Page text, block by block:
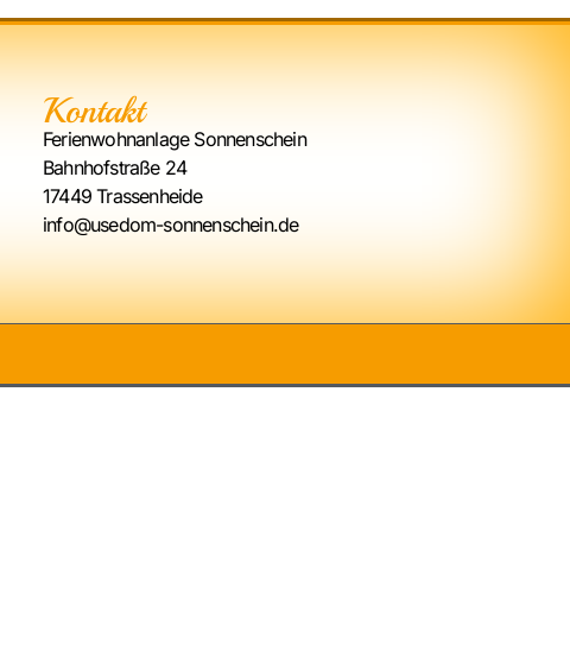
Kontakt
Ferienwohnanlage Sonnenschein
Bahnhofstraße 24
17449 Trassenheide
info@usedom-sonnenschein.de